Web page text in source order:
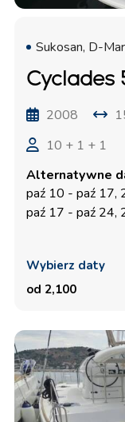
Sukosan, D-
Cyclades
2008
10 + 1 + 1
Alternatywne
paź 10 - paź 17,
paź 17 - paź 24,
Wybierz daty
od 2,100